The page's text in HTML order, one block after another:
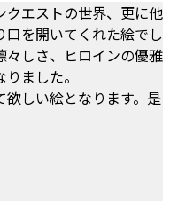
クエストの世界、更に他
を開いてくれた絵でし
々しさ、ヒロインの優雅
ました。
しい絵となります。是